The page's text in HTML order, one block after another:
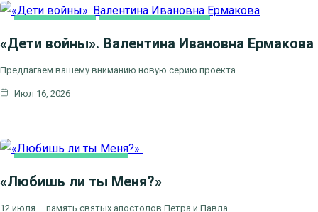
«Дети войны». Валентина Ивановна Ермакова
Предлагаем вашему вниманию новую серию проекта
Июл 16, 2026
ПРАЗДНИКИ
«Любишь ли ты Меня?»
12 июля – память святых апостолов Петра и Павла